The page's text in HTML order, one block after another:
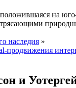
на
наследия »
продвижения
и